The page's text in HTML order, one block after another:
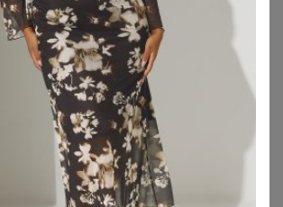
61,99€
ZUSHEEGO
2 3 4 5
für große Größen: Der